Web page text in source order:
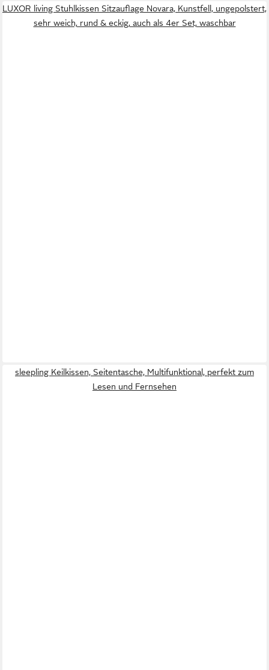
LUXOR living Stuhlkissen Sitzauflage Novara, Kunstfell, ungepolstert,
sehr weich, rund & eckig, auch als 4er Set, waschbar
sleepling Keilkissen, Seitentasche, Multifunktional, perfekt zum
Lesen und Fernsehen